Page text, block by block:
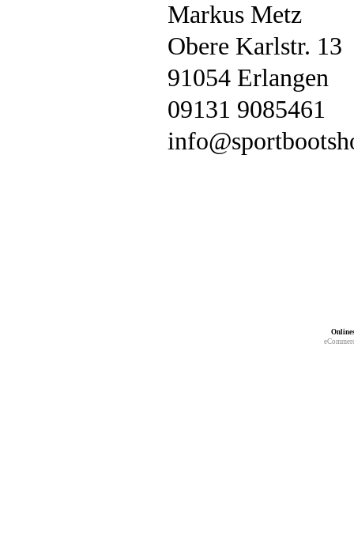
Markus Metz
Obere Karlstr. 13
91054 Erlangen
09131 9085461